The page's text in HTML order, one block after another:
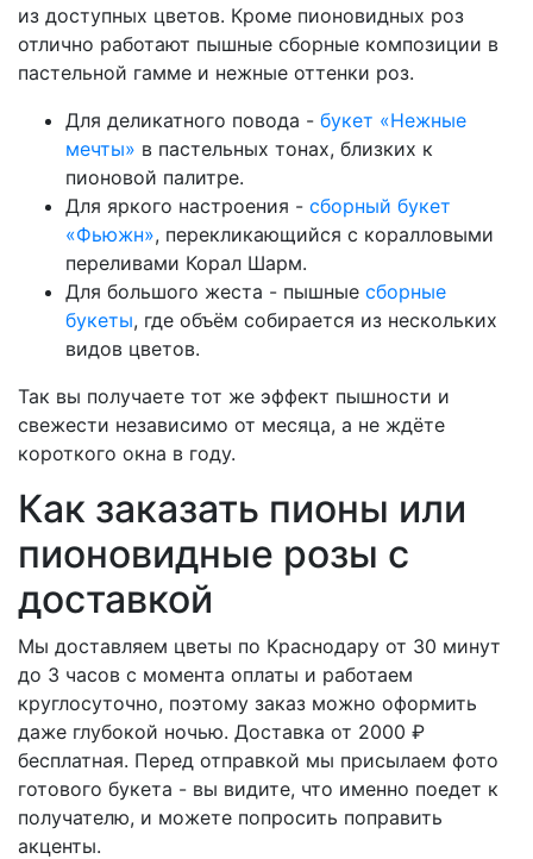
из доступных цветов. Кроме пионовидных роз
отлично работают пышные сборные композиции в
пастельной гамме и нежные оттенки роз.
Для деликатного повода - букет «Нежные
мечты» в пастельных тонах, близких к
пионовой палитре.
Для яркого настроения - сборный букет
«Фьюжн», перекликающийся с коралловыми
переливами Корал Шарм.
Для большого жеста - пышные сборные
букеты, где объём собирается из нескольких
видов цветов.
Так вы получаете тот же эффект пышности и
свежести независимо от месяца, а не ждёте
короткого окна в году.
Как заказать пионы или
пионовидные розы с
доставкой
Мы доставляем цветы по Краснодару от 30 минут
до 3 часов с момента оплаты и работаем
круглосуточно, поэтому заказ можно оформить
даже глубокой ночью. Доставка от 2000 ₽
бесплатная. Перед отправкой мы присылаем фото
готового букета - вы видите, что именно поедет к
получателю, и можете попросить поправить
акценты.